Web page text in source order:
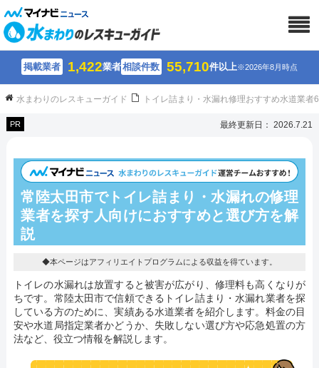
掲載業者 1,422業者相談件数 55,710件以上※2026年8月時点
水まわりのレスキューガイド トイレ詰まり・水漏れ修理おすすめ水道業
PR 最終更新日： 2026.7.21
常陸太田市でトイレ詰まり・水漏れの修理
業者を探す人向けにおすすめと選び方を解
説
◆本ページはアフィリエイトプログラムによる収益を得ています。
トイレの水漏れは放置すると被害が広がり、修理料も高くなりが
ちです。常陸太田市で信頼できるトイレ詰まり・水漏れ業者を探
している方のために、実績ある水道業者を紹介します。料金の目
安や水道局指定業者かどうか、失敗しない選び方や応急処置の方
法など、役立つ情報を解説します。